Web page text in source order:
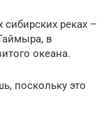
реках –
в
океана.
поскольку это